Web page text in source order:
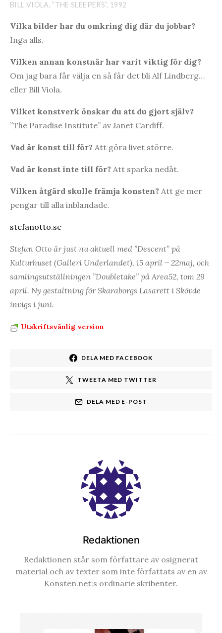
BILL VIOLA, ”THE SLEEPERS”, 1992
Vilka bilder har du omkring dig där du jobbar?
Inga alls.
Vilken annan konstnär har varit viktig för dig?
Om jag bara får välja en så får det bli Alf Lindberg…
eller Bill Viola.
Vilket konstverk önskar du att du gjort själv?
”The Paradise Institute” av Janet Cardiff.
Vad är konst till för? Att göra livet större.
Vad är konst inte till för? Att sparka nedåt.
Vilken åtgärd skulle främja konsten? Att ge mer
pengar till alla inblandade.
stefanotto.se
Stefan Otto är just nu aktuell med ”Descent” på
Kulturhuset (Galleri Underlandet), 15 april – 22maj, och
samlingsutställningen ”Doubletake” på Area52, tom 29
april. Ny gestaltning för Skaraborgs Lasarett i Skövde
invigs i juni.
Utskriftsvänlig version
DELA MED FACEBOOK
TWEETA MED TWITTER
DELA MED E-POST
Redaktionen
Redaktionen står som författare av osignerat
material och av texter som inte författats av en av
Konsten.net:s ordinarie skribenter.